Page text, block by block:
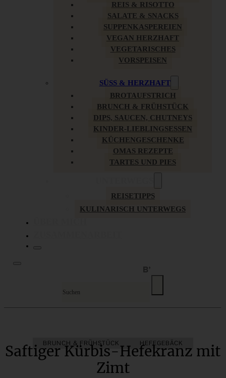
REIS & RISOTTO
SALATE & SNACKS
SUPPENKASPEREIEN
VEGAN HERZHAFT
VEGETARISCHES
VORSPEISEN
SÜSS & HERZHAFT
BROTAUFSTRICH
BRUNCH & FRÜHSTÜCK
DIPS, SAUCEN, CHUTNEYS
KINDER-LIEBLINGSESSEN
KÜCHENGESCHENKE
OMAS REZEPTE
TARTES UND PIES
REISETIPPS
KULINARISCH UNTERWEGS
BRUNCH & FRÜHSTÜCK HEFEGEBÄCK
Saftiger Kürbis-Hefekranz mit
Zimt